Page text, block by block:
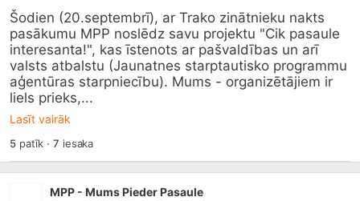
Šodien (20.septembrī), ar Trako zinātnieku nakts
pasākumu MPP noslēdz savu projektu "Cik pasaule
interesanta!", kas īstenots ar pašvaldības un arī
valsts atbalstu (Jaunatnes starptautisko programmu
aģentūras starpniecību). Mums - organizētājiem ir
liels prieks,...
Lasīt vairāk
5patīk ·7 iesaka
MPP - Mums Pieder Pasaule